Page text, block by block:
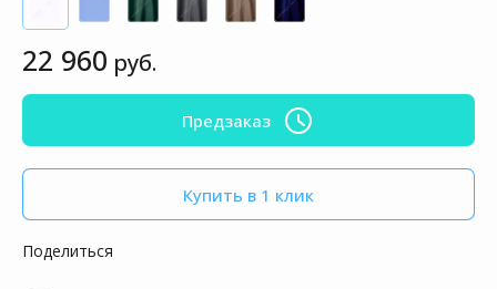
22 960 руб.
Предзаказ
Купить в 1 клик
Поделиться